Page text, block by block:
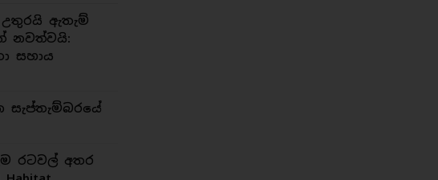
ඇතැම්
නවත්වයි:
සහාය
රටවල් අතර